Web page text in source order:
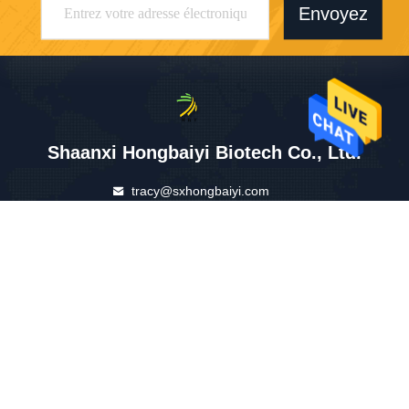
Envoyez
Shaanxi Hongbaiyi Biotech Co., Ltd.
tracy@sxhongbaiyi.com